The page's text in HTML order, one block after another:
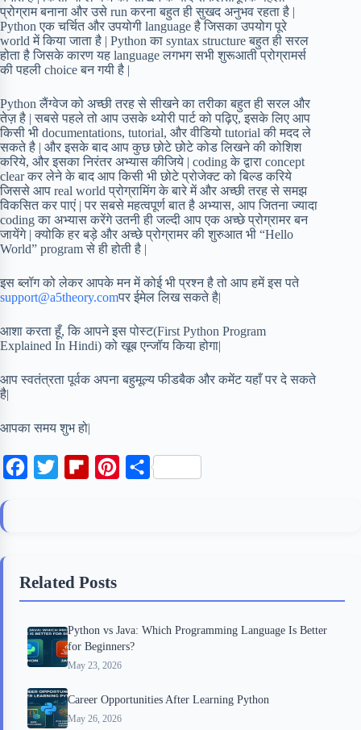
प्रोग्राम बनाना और उसे run करना बहुत ही सुखद अनुभव रहता है |
Python एक चर्चित और उपयोगी language है जिसका उपयोग पूरे
world में किया जाता है | Python का syntax structure बहुत ही सरल
होता है जिसके कारण यह language लगभग सभी शुरूआती प्रोग्रामर्स
की पहली choice बन गयी है |
Python लैंग्वेज को अच्छी तरह से सीखने का तरीका बहुत ही सरल और
तेज़ है | सबसे पहले तो आप उसके थ्योरी पार्ट को पढ़िए, इसके लिए आप
किसी भी documentations, tutorial, और वीडियो tutorial की मदद ले
सकते है | और इसके बाद आप कुछ छोटे छोटे कोड लिखने की कोशिश
करिये, और इसका निरंतर अभ्यास कीजिये | coding के द्वारा concept
clear कर लेने के बाद आप किसी भी छोटे प्रोजेक्ट को बिल्ड करिये
जिससे आप real world प्रोग्रामिंग के बारे में और अच्छी तरह से समझ
विकसित कर पाएं | पर सबसे महत्वपूर्ण बात है अभ्यास, आप जितना ज्यादा
coding का अभ्यास करेंगे उतनी ही जल्दी आप एक अच्छे प्रोग्रामर बन
जायेंगे | क्योकि हर बड़े और अच्छे प्रोग्रामर की शुरुआत भी “Hello
World” program से ही होती है |
इस ब्लॉग को लेकर आपके मन में कोई भी प्रश्न है तो आप हमें इस पते
support@a5theory.comपर ईमेल लिख सकते है|
आशा करता हूँ, कि आपने इस पोस्ट(First Python Program
Explained In Hindi) को खूब एन्जॉय किया होगा|
आप स्वतंत्रता पूर्वक अपना बहुमूल्य फीडबैक और कमेंट यहाँ पर दे सकते
है|
आपका समय शुभ हो|
o
k
e
o
r
d
s
t
S
Related Posts
Python vs Java: Which Programming Language Is Better
for Beginners?
May 23, 2026
Career Opportunities After Learning Python
May 26, 2026